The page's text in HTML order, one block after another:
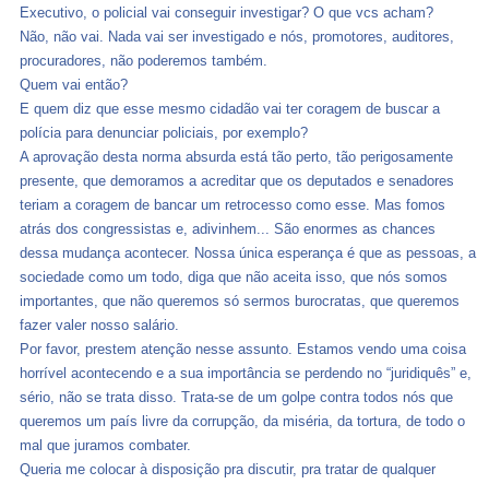
Executivo, o policial vai conseguir investigar? O que vcs acham?
Não, não vai. Nada vai ser investigado e nós, promotores, auditores,
procuradores, não poderemos também.
Quem vai então?
E quem diz que esse mesmo cidadão vai ter coragem de buscar a
polícia para denunciar policiais, por exemplo?
A aprovação desta norma absurda está tão perto, tão perigosamente
presente, que demoramos a acreditar que os deputados e senadores
teriam a coragem de bancar um retrocesso como esse. Mas fomos
atrás dos congressistas e, adivinhem... São enormes as chances
dessa mudança acontecer. Nossa única esperança é que as pessoas, a
sociedade como um todo, diga que não aceita isso, que nós somos
importantes, que não queremos só sermos burocratas, que queremos
fazer valer nosso salário.
Por favor, prestem atenção nesse assunto. Estamos vendo uma coisa
horrível acontecendo e a sua importância se perdendo no “juridiquês” e,
sério, não se trata disso. Trata-se de um golpe contra todos nós que
queremos um país livre da corrupção, da miséria, da tortura, de todo o
mal que juramos combater.
Queria me colocar à disposição pra discutir, pra tratar de qualquer